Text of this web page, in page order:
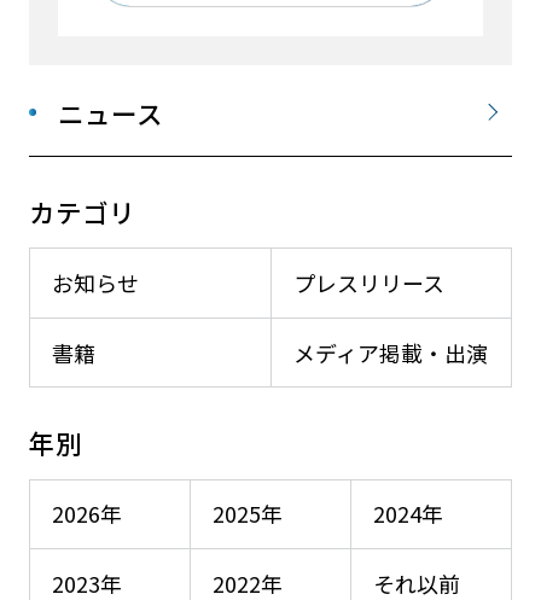
ニュース
カテゴリ
お知らせ プレスリリース
メディア掲載・出演
書籍
年別
2026年 2025年 2024年
2023年 2022年 それ以前